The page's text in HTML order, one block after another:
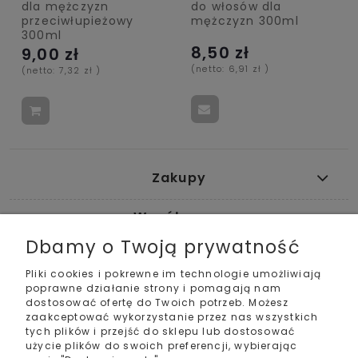
dla mężczyzn
przeciwłupieżowy
300ml
9,00 zł
(netto: 7,32 zł )
do włosów dla
mężczyzn 300ml
8,50 zł
(netto: 6,91 zł )
Zakupy
Współpraca
Pomoc
Moje konto
Informacje
Dbamy o Twoją prywatność
Pliki cookies i pokrewne im technologie umożliwiają
poprawne działanie strony i pomagają nam
dostosować ofertę do Twoich potrzeb. Możesz
zaakceptować wykorzystanie przez nas wszystkich
tych plików i przejść do sklepu lub dostosować
użycie plików do swoich preferencji, wybierając